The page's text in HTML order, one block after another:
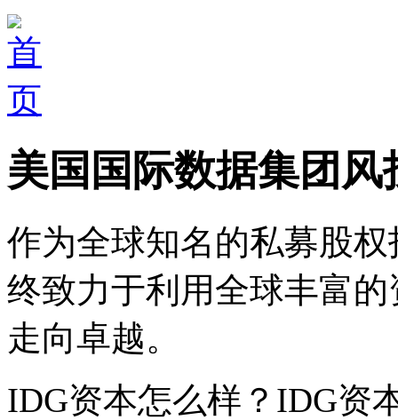
美国国际数据集团
作为全球知名的私募股
终致力于利用全球丰富
走向卓越。
IDG资本怎么样？IDG资